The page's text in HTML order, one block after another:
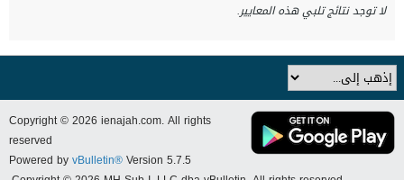
لا توجد نتائج تلبي هذه المعايير.
Copyright © 2026 ienajah.com. All rights
reserved
Powered byvBulletin®Version 5.7.5